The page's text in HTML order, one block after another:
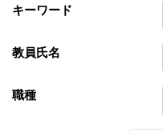
キーワード
教員氏名
職種